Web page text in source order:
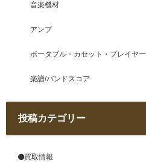
音楽機材
アンプ
ポータブル・カセット・プレイヤー
楽譜/バンドスコア
投稿カテゴリー
買取情報